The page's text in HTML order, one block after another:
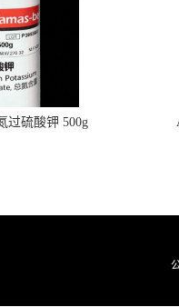
过硫酸钾 500g